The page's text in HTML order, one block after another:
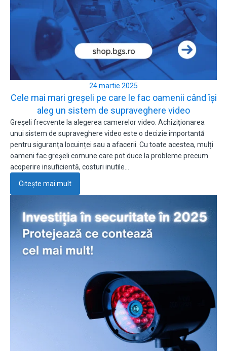
24 martie 2025
Cele mai mari greșeli pe care le fac oamenii când își
aleg un sistem de supraveghere video
Greșeli frecvente la alegerea camerelor video. Achiziționarea
unui sistem de supraveghere video este o decizie importantă
pentru siguranța locuinței sau a afacerii. Cu toate acestea, mulți
oameni fac greșeli comune care pot duce la probleme precum
acoperire insuficientă, costuri inutile…
Citește mai mult